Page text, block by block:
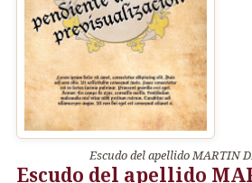
Escudo del apellido MARTIN
Escudo del apellido